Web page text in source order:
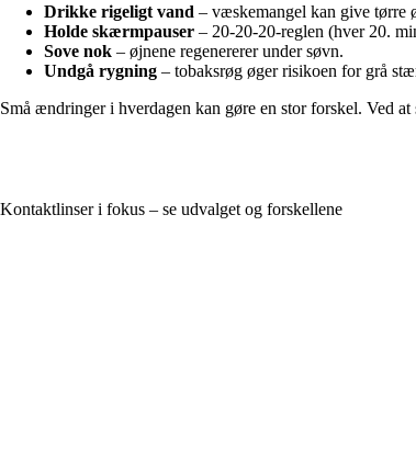
Drikke rigeligt vand – væskemangel kan give tørre
Holde skærmpauser – 20-20-20-reglen (hver 20.
Sove nok – øjnene regenererer under søvn.
Undgå rygning – tobaksrøg øger risikoen for grå
Små ændringer i hverdagen kan gøre en stor forskel. Ved
Kontaktlinser i fokus – se udvalget og forskellene